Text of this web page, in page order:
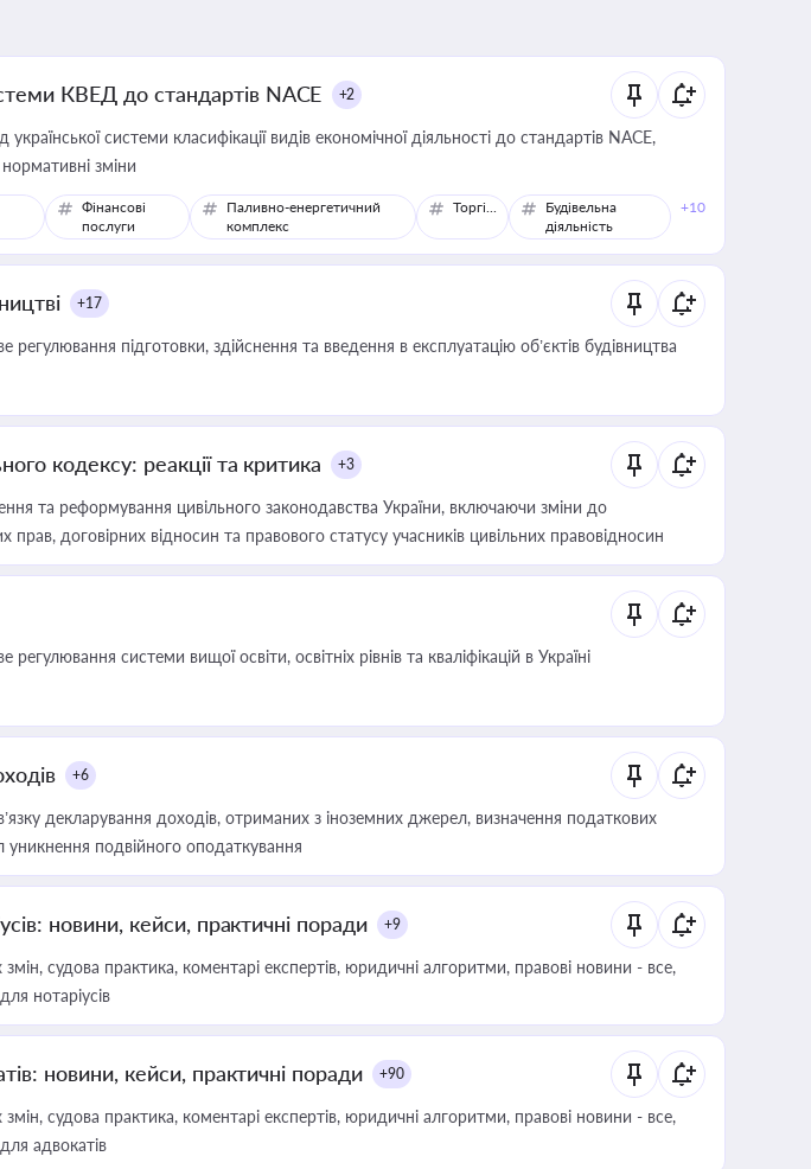
КВЕД до стандартів NACE +2
системи класифікації видів економічної діяльності до стандартів NACE,
зміни
Фінансові
послуги
Паливно-енергетичний
комплекс
Торгівля
Будівельна
діяльність
+10
+17
підготовки, здійснення та введення в експлуатацію об’єктів будівництва
кодексу: реакції та критика +3
та реформування цивільного законодавства України, включаючи зміни до
договірних відносин та правового статусу учасників цивільних правовідносин
системи вищої освіти, освітніх рівнів та кваліфікацій в Україні
+6
декларування доходів, отриманих з іноземних джерел, визначення податкових
уникнення подвійного оподаткування
новини, кейси, практичні поради +9
судова практика, коментарі експертів, юридичні алгоритми, правові новини - все,
нотаріусів
новини, кейси, практичні поради +90
судова практика, коментарі експертів, юридичні алгоритми, правові новини - все,
адвокатів